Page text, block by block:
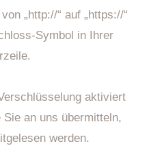
„http://“ auf „https://“
Symbol in Ihrer
aktiviert
an uns übermitteln,
werden.